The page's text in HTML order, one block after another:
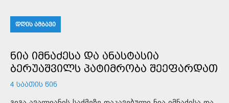
ᲓᲦᲘᲡ ᲐᲛᲑᲐᲕᲘ
ᲜᲘᲐ ᲘᲛᲜᲐᲫᲔᲡᲐ ᲓᲐ ᲐᲜᲐᲡᲢᲐᲡᲘᲐ
ᲑᲔᲠᲣᲐᲨᲕᲘᲚᲡ ᲞᲐᲢᲘᲛᲠᲝᲑᲐ ᲨᲔᲔᲤᲐᲠᲓᲐᲗ
4 ᲡᲐᲐᲗᲘᲡ ᲬᲘᲜ